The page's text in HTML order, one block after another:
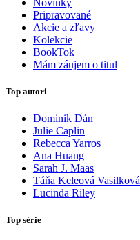
Pripravované
Akcie a zľavy
Kolekcie
BookTok
Mám záujem o titul
Top autori
Dominik Dán
Julie Caplin
Rebecca Yarros
Ana Huang
Sarah J. Maas
Táňa Keleová Vasilková
Lucinda Riley
Top série